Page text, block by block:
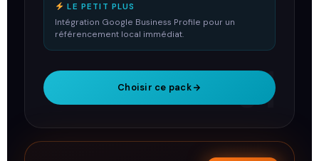
01
LE PETIT PLUS
Intégration Google Business Profile pour un
référencement local immédiat.
Choisir ce pack